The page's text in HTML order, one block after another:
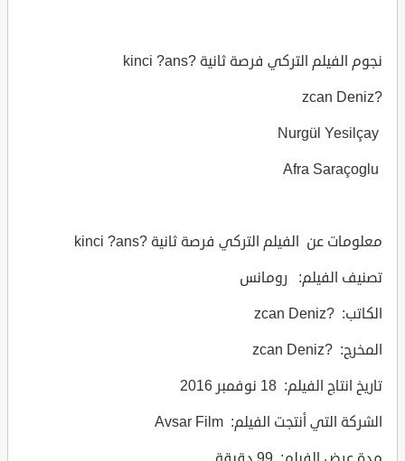
نجوم الفيلم التركي فرصة ثانية ?kinci ?ans
?zcan Deniz
معلومات عن الفيلم التركي فرصة ثانية ?kinci ?ans
تصنيف الفيلم: رومانس
الكاتب: ?zcan Deniz
المخرج: ?zcan Deniz
تاريخ انتاج الفيلم: 18 نوفمبر 2016
الشركة التي أنتجت الفيلم: Avsar Film